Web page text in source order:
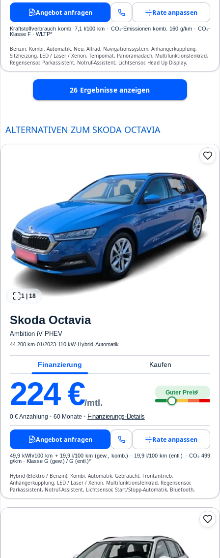
Angebot anfragen Rate anpassen
Kraftstoffverbrauch komb. 7,1 l/100 km · CO₂-Emissionen komb. 160 g/km · CO₂-
Klasse F · WLTP*
Benzin, Kombi, Automatik, Neu, Allrad, Navigationssystem, Anhängerkupplung,
Sitzheizung, LED / Laser / Xenon, Tempomat, Panoramadach, Multifunktionslenkrad,
Regensensor, Parkassistent, Notruf-Assistent, Lichtsensor, Head Up Display,
Start/Stopp-Automatik, Bluetooth, Freisprecheinrichtung, Verkehrszeichen-
26 Ergebnisse anzeigen
ALTERNATIVEN ZUM SKODA OCTAVIA
1 18
Skoda Octavia
Ambition iV PHEV
44.200 km·01/2023· 110 kW· Hybrid·Automatik
Finanzierung Kaufen
224€/mtl.
Guter Preis4
0 € Anzahlung · 60 Monate · Finanzierungs-Details
Angebot anfragen Rate anpassen
49,9 kWh/100 km + 19,9 l/100 km (gew., komb.) · 19,9 l/100 km (entl.) · CO₂ 499
g/km · Klasse G (gew.) / G (entl.)*
Hybrid (Elektro / Benzin), Kombi, Automatik, Gebraucht, Frontantrieb,
Anhängerkupplung, LED / Laser / Xenon, Multifunktionslenkrad, Regensensor,
Parkassistent, Notruf-Assistent, Lichtsensor, Start/Stopp-Automatik, Bluetooth,
Freisprecheinrichtung, ESP, ABS, Klimaautomatik, Front-, Seiten- und weitere Airbags